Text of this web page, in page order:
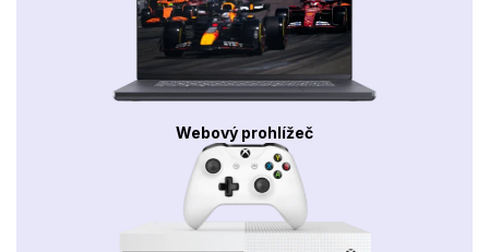
Webový prohlížeč